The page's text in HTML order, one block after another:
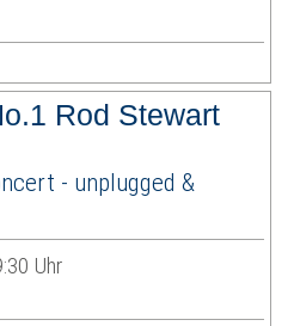
Rod Stewart
- unplugged &
Uhr